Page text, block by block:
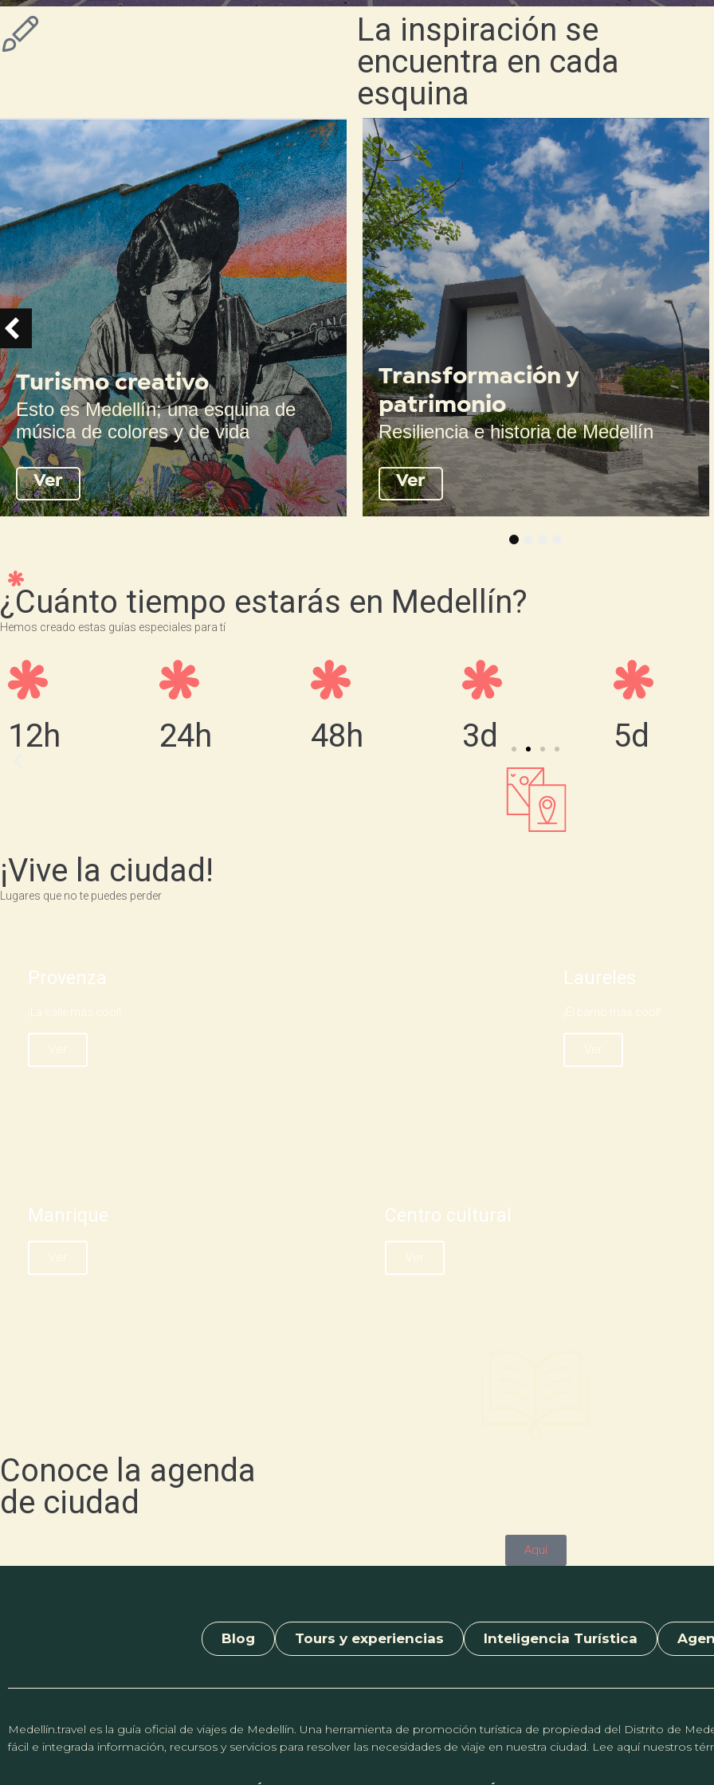
La inspiración se
encuentra en cada
esquina
Turismo creativo
Esto es Medellín; una esquina de
música de colores y de vida
Ver
Transformación y
patrimonio
Resiliencia e historia de Medellín
Ver
4
¿Cuánto tiempo estarás en Medellín?
Hemos creado estas guías especiales para tí
12h 24h 48h 3d 5d
¡Imperdible en tu visita!
¡Vive la ciudad!
Lugares que no te puedes perder
Provenza
¡La calle más cool!
Ver
Laureles
¡El barrio más cool!
Ver
Manrique
Ver
Centro cultural
Ver
Conoce la agenda
de ciudad
Aquí
Blog Tours y experiencias Inteligencia Turística
Medellín.travel es la guía oficial de viajes de Medellín. Una herramienta de promoción turística de propiedad del Distrito de
fácil e integrada información, recursos y servicios para resolver las necesidades de viaje en nuestra ciudad. Lee aquí nuestros